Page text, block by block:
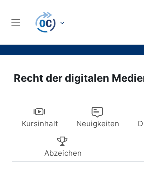
Website-Übersicht
Recht der digitalen
Kursinhalt Neuigkeiten
Abzeichen